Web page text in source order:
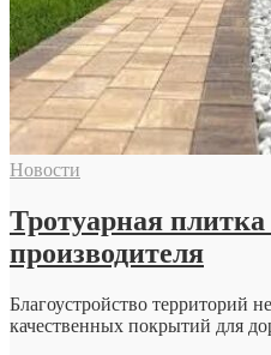
Новости
Тротуарная плитка
производителя
Благоустройство территорий
качественных покрытий для